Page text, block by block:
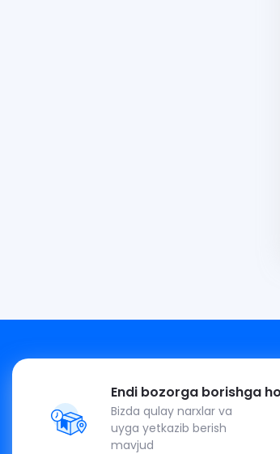
Endi bozorga borishga
Bizda qulay narxlar va
uyga yetkazib berish
mavjud